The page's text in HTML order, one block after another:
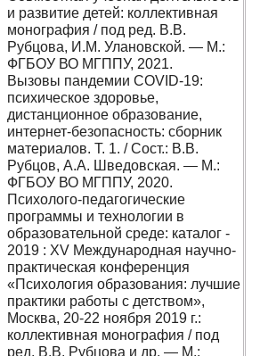
и развитие детей: коллективная
монография / под ред. В.В.
Рубцова, И.М. Улановской. — М.:
ФГБОУ ВО МГППУ, 2021.
Вызовы пандемии COVID-19:
психическое здоровье,
дистанционное образование,
интернет-безопасность: сборник
материалов. Т. 1. / Сост.: В.В.
Рубцов, А.А. Шведовская. — М.:
ФГБОУ ВО МГППУ, 2020.
Психолого-педагогические
программы и технологии в
образовательной среде: каталог -
2019 : XV Международная научно-
практическая конференция
«Психология образования: лучшие
практики работы с детством»,
Москва, 20-22 ноября 2019 г.:
коллективная монография / под
ред. В.В. Рубцова и др. — М.: